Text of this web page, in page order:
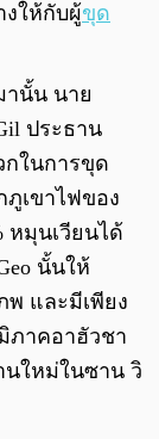
ให้กับผู้ขุด
านั้น นาย
ประธาน
กในการขุด
ภูเขาไฟของ
หมุนเวียนได้
นั้นให้
และมีเพียง
ภาคอาฮัวชา
นใหม่ในซาน วิ